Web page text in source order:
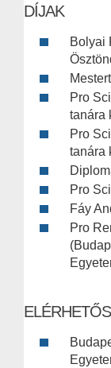
DÍJAK
Bolyai
Pro
tanára
Pro
tanára
Pro
Fáy
Pro